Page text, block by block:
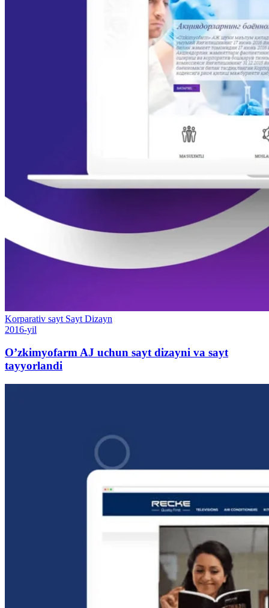
Korparativ sayt Sayt Dizayn
2016-yil
O’zkimyofarm AJ uchun sayt dizayni va sayt
tayyorlandi